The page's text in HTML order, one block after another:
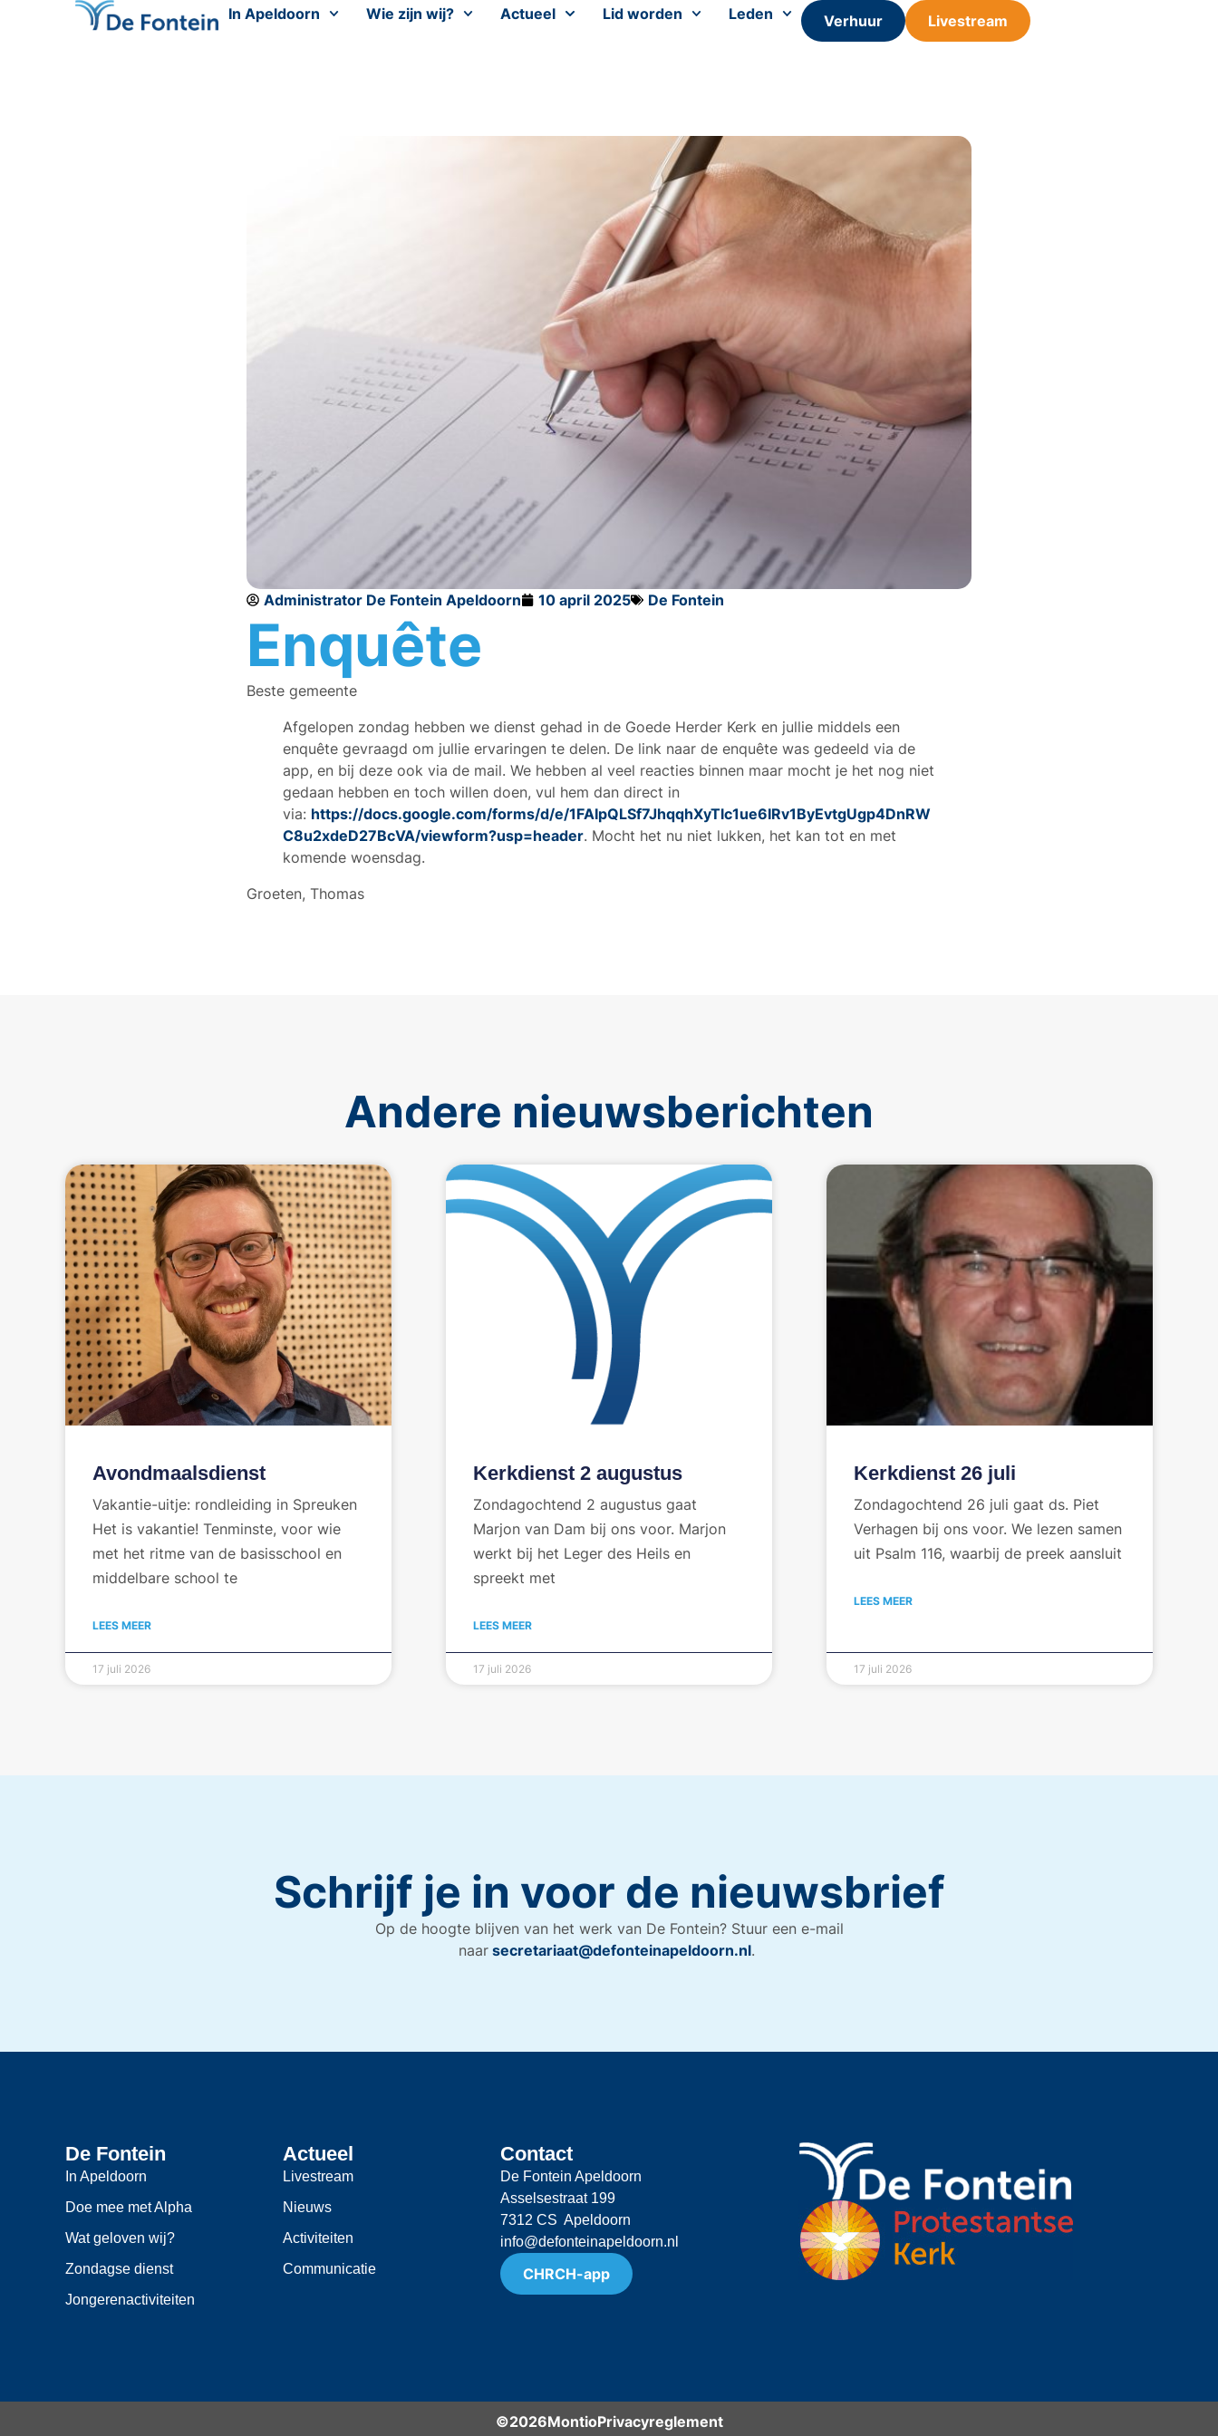
In Apeldoorn Wie zijn wij? Actueel Lid worden Leden Verhuur Livestream
Administrator De Fontein Apeldoorn 10 april 2025 De Fontein
Enquête
Beste gemeente
Afgelopen zondag hebben we dienst gehad in de Goede Herder Kerk en jullie middels een
enquête gevraagd om jullie ervaringen te delen. De link naar de enquête was gedeeld via de
app, en bij deze ook via de mail. We hebben al veel reacties binnen maar mocht je het nog niet
gedaan hebben en toch willen doen, vul hem dan direct in
via: https://docs.google.com/forms/d/e/1FAIpQLSf7JhqqhXyTlc1ue6IRv1ByEvtgUgp4DnRW
C8u2xdeD27BcVA/viewform?usp=header. Mocht het nu niet lukken, het kan tot en met
komende woensdag.
Groeten, Thomas
Andere nieuwsberichten
Avondmaalsdienst
Vakantie-uitje: rondleiding in Spreuken
Het is vakantie! Tenminste, voor wie
met het ritme van de basisschool en
middelbare school te
LEES MEER
17 juli 2026
Kerkdienst 2 augustus
Zondagochtend 2 augustus gaat
Marjon van Dam bij ons voor. Marjon
werkt bij het Leger des Heils en
spreekt met
LEES MEER
17 juli 2026
Kerkdienst 26 juli
Zondagochtend 26 juli gaat ds. Piet
Verhagen bij ons voor. We lezen samen
uit Psalm 116, waarbij de preek aansluit
LEES MEER
17 juli 2026
Schrijf je in voor de nieuwsbrief
Op de hoogte blijven van het werk van De Fontein? Stuur een e-mail
naar secretariaat@defonteinapeldoorn.nl.
De Fontein
In Apeldoorn
Doe mee met Alpha
Wat geloven wij?
Zondagse dienst
Jongerenactiviteiten
Actueel
Livestream
Nieuws
Activiteiten
Communicatie
Contact
De Fontein Apeldoorn
Asselsestraat 199
7312 CS Apeldoorn
info@defonteinapeldoorn.nl
CHRCH-app
©2026MontioPrivacyreglement